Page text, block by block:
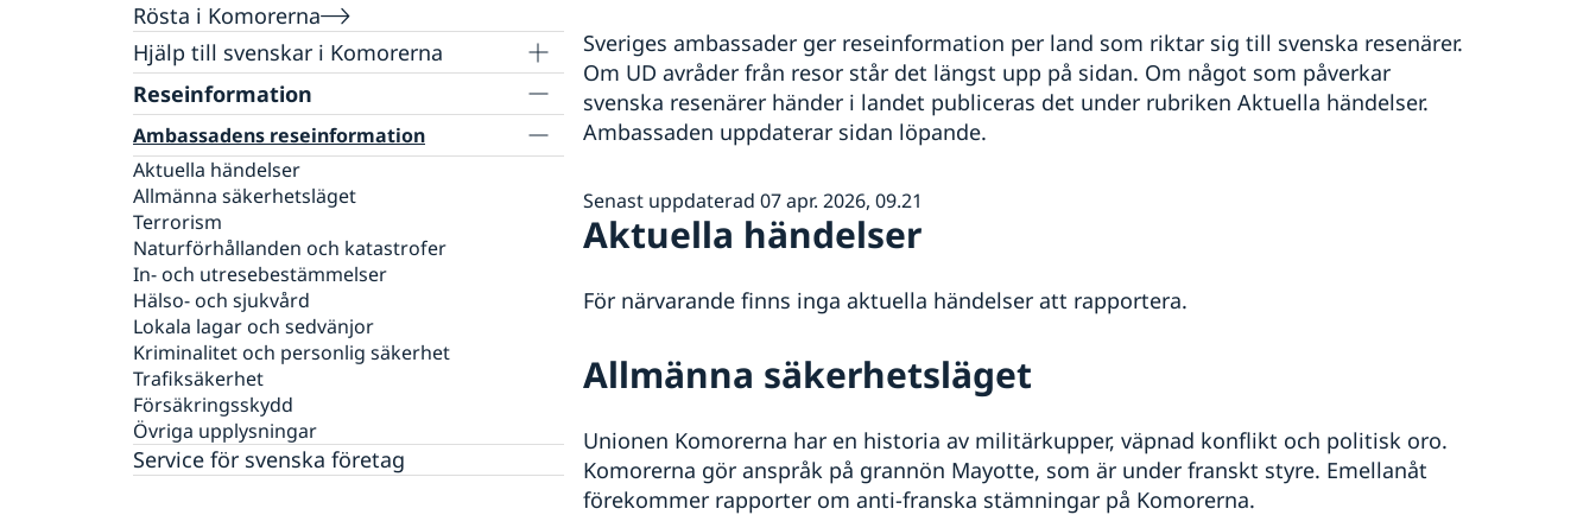
Rösta i Komorerna
Hjälp till svenskar i Komorerna
Rösta i Komorerna
Akut hjälp
Pass utomlands
Hjälp kring medborgarskap
Reseinformation
Ambassadens reseinformation
Aktuella händelser
Allmänna säkerhetsläget
Terrorism
Naturförhållanden och katastrofer
In- och utresebestämmelser
Hälso- och sjukvård
Lokala lagar och sedvänjor
Kriminalitet och personlig säkerhet
Trafiksäkerhet
Försäkringsskydd
Övriga upplysningar
Service för svenska företag
Sveriges ambassader ger reseinformation per land som riktar sig till svenska resenärer.
Om UD avråder från resor står det längst upp på sidan. Om något som påverkar
svenska resenärer händer i landet publiceras det under rubriken Aktuella händelser.
Ambassaden uppdaterar sidan löpande.
Senast uppdaterad 07 apr. 2026, 09.21
Aktuella händelser
För närvarande finns inga aktuella händelser att rapportera.
Allmänna säkerhetsläget
Unionen Komorerna har en historia av militärkupper, väpnad konflikt och politisk oro.
Komorerna gör anspråk på grannön Mayotte, som är under franskt styre. Emellanåt
förekommer rapporter om anti-franska stämningar på Komorerna.